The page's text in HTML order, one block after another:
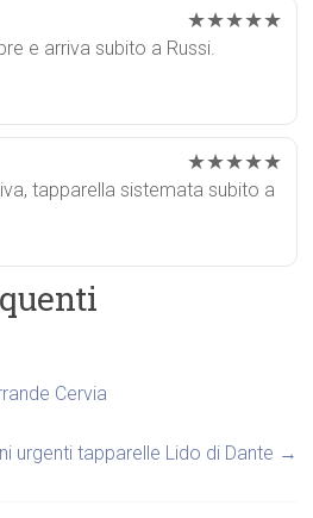
★★★★★
e arriva subito a Russi.
★★★★★
tapparella sistemata subito a
Cervia
urgenti tapparelle Lido di Dante →